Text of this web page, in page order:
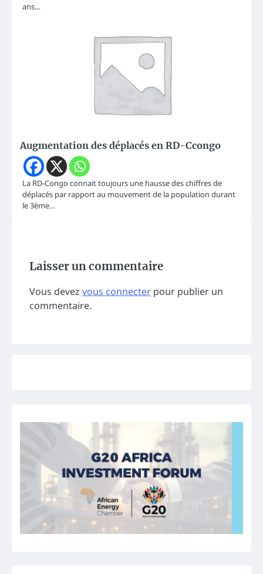
ans…
Augmentation des déplacés en RD-Ccongo
La RD-Congo connait toujours une hausse des chiffres de
déplacés par rapport au mouvement de la population durant
le 3ème…
Laisser un commentaire
Vous devez vous connecter pour publier un
commentaire.